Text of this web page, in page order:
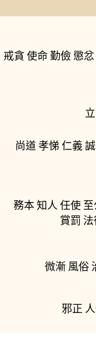
戒貪使命勤儉懲忿
尚道 孝悌 仁義
務本知人 任使
賞罰
微漸 風俗
邪正